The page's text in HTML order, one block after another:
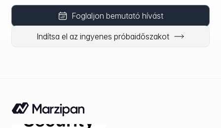
Foglaljon bemutató hívást
Indítsa el az ingyenes próbaidőszakot